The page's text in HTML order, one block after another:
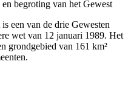
begroting van het Gewest
een van de drie Gewesten
wet van 12 januari 1989. Het
grondgebied van 161 km²